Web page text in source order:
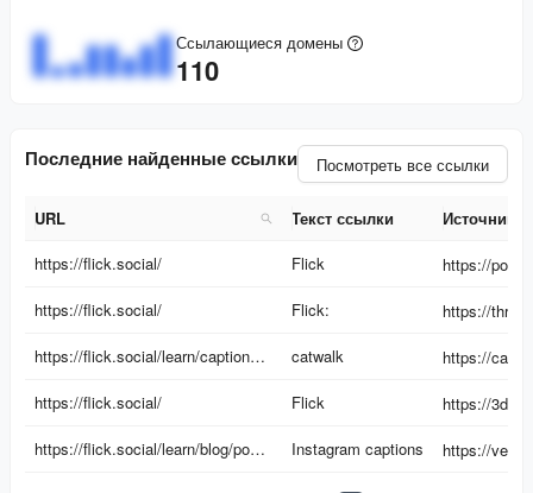
Ссылающиеся домены
110
Последние найденные ссылки Посмотреть все ссылки
URL Текст ссылки
Источник
URL
Текст ссылки Источник
https://flick.social/ Flick
https://flick.social/ Flick:
https://flick.social/learn/captions/sissy-captions-instagram catwalk
https://flick.social/ Flick https://
https://flick.social/learn/blog/post/clever-instagram-captions Instagram captions